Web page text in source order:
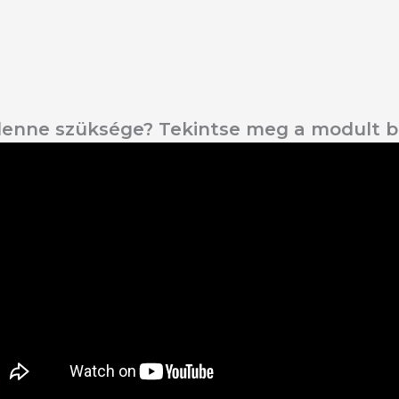
szüksége? Tekintse meg a modult